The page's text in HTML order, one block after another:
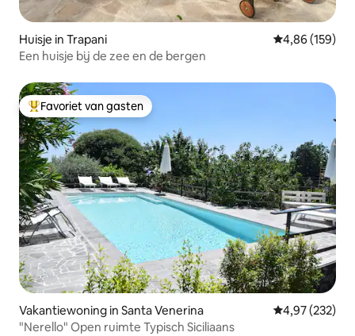
Huisje in Trapani Gemiddelde
4,86 (159)
Een huisje bij de zee en de bergen
Topfavoriet van gasten
Favoriet van gasten
Vakantiewoning in Santa Venerina Gemiddelde
4,97 (232)
"Nerello" Open ruimte Typisch Siciliaans